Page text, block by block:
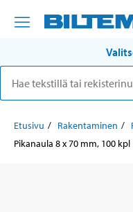
Etusivu Rakentaminen
Pikanaula 8 x 70 mm, 100 kpl